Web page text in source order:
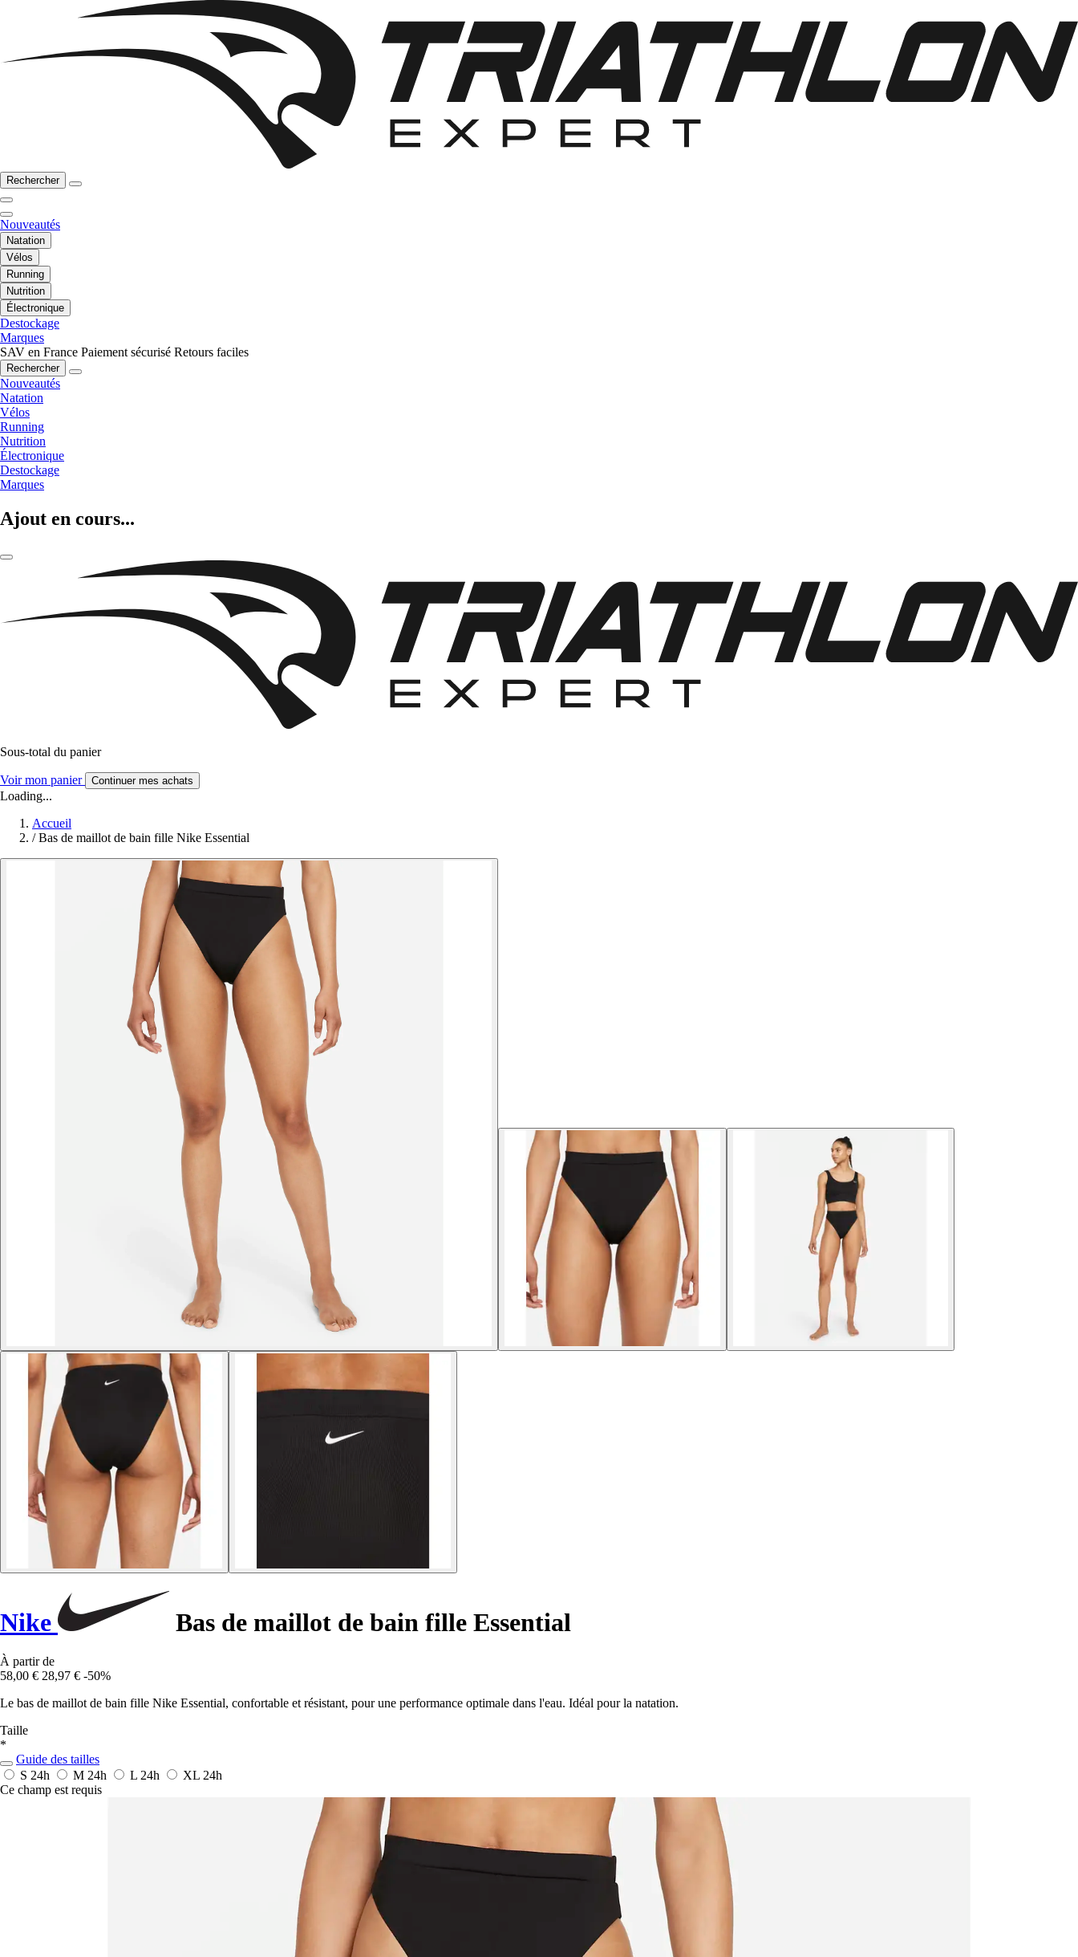
Rechercher
Nouveautés
Natation
Vélos
Running
Nutrition
Électronique
Destockage
Marques
SAV en France Paiement sécurisé Retours faciles
Rechercher
Nouveautés
Natation
Vélos
Running
Nutrition
Électronique
Destockage
Marques
Ajout en cours...
Sous-total du panier
Voir mon panier Continuer mes achats
Loading...
Accueil
/ Bas de maillot de bain fille Nike Essential
Nike Bas de maillot de bain fille Essential
À partir de
58,00 € 28,97 € -50%
Le bas de maillot de bain fille Nike Essential, confortable et résistant, pour une performance optimale dans l'eau. Idéal pour la natation.
Taille
*
Guide des tailles
S 24h M 24h L 24h XL 24h
Ce champ est requis